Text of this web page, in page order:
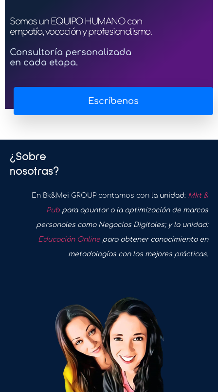
Somos un EQUIPO HUMANO con
empatía, vocación y profesionalismo.
Consultoría personalizada
en cada etapa.
Escríbenos
¿Sobre
nosotras?
En Bk&Mei GROUP contamos con la unidad: Mkt &
Pub para apuntar a la optimización de marcas
personales como Negocios Digitales; y la unidad:
Educación Online para obtener conocimiento en
metodologías con las mejores prácticas.